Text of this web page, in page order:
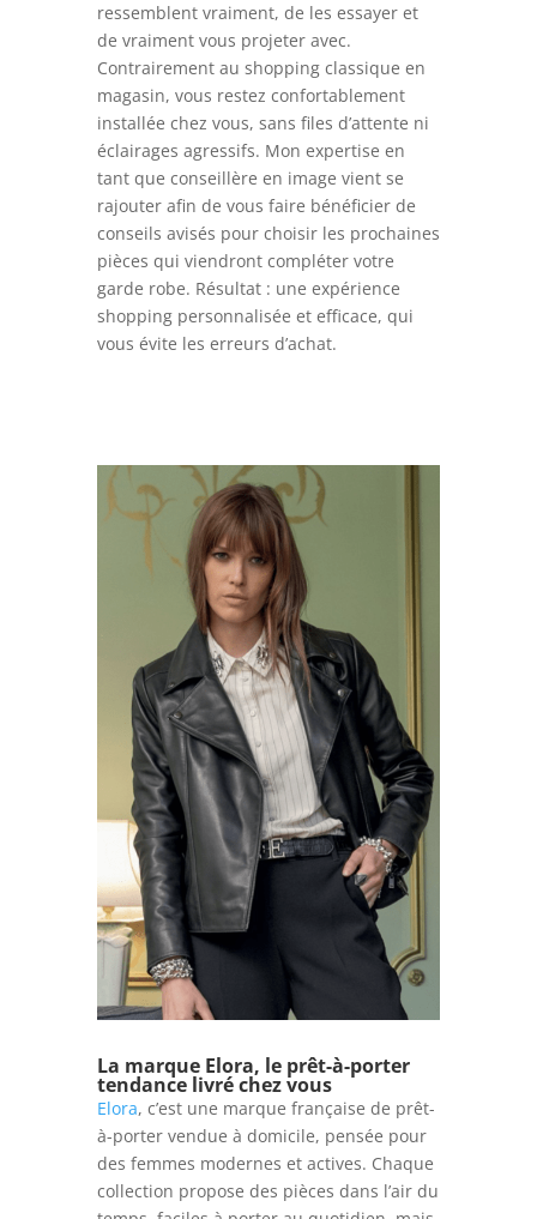
ressemblent vraiment, de les essayer et
de vraiment vous projeter avec.
Contrairement au shopping classique en
magasin, vous restez confortablement
installée chez vous, sans files d’attente ni
éclairages agressifs. Mon expertise en
tant que conseillère en image vient se
rajouter afin de vous faire bénéficier de
conseils avisés pour choisir les prochaines
pièces qui viendront compléter votre
garde robe. Résultat : une expérience
shopping personnalisée et efficace, qui
vous évite les erreurs d’achat.
La marque Elora, le prêt-à-porter
tendance livré chez vous
Elora, c’est une marque française de prêt-
à-porter vendue à domicile, pensée pour
des femmes modernes et actives. Chaque
collection propose des pièces dans l’air du